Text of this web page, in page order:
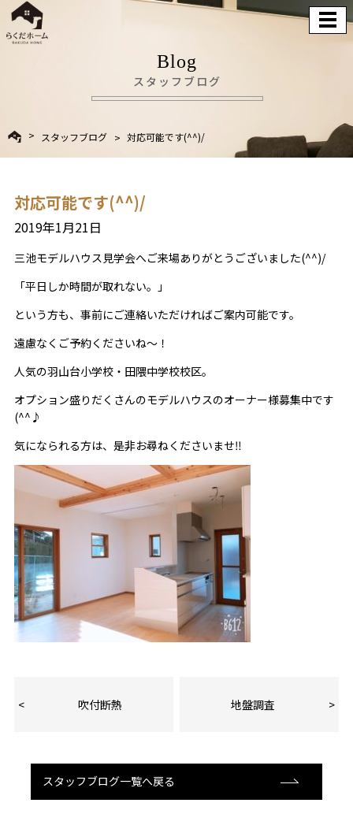
Blog
スタッフブログ
スタッフブログ 対応可能です(^^)/
対応可能です(^^)/
2019年1月21日
三池モデルハウス見学会へご来場ありがとうございました(^^)/
「平日しか時間が取れない。」
という方も、事前にご連絡いただければご案内可能です。
遠慮なくご予約くださいね～！
人気の羽山台小学校・田隈中学校校区。
オプション盛りだくさんのモデルハウスのオーナー様募集中です
(^^♪
気になられる方は、是非お尋ねくださいませ‼
吹付断熱 地盤調査
スタッフブログ一覧へ戻る